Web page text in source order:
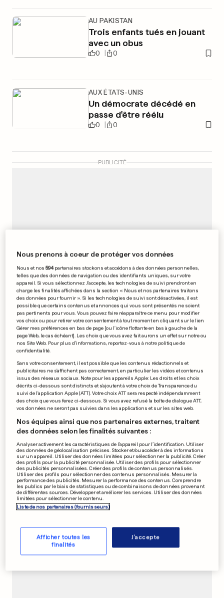
AU PAKISTAN
Trois enfants tués en jouant
avec un obus
0 0
AUX ÉTATS-UNIS
Un démocrate décédé en
passe d'être réélu
0 0
PUBLICITÉ
AU BURKINA FASO
Un proche de l'ex-président
Compaoré arrêté
0 0
SUR TF1
Confidences d'une auteur de
«Nos chers voisins»
0
VOTE TRUQUÉ?
Le maire porte plainte contre
«Libération»
0 0
PUBLICITÉ
Nous prenons à coeur de protéger vos données
Nous et nos594partenaires stockons et accédons à des données personnelles,
telles que des données de navigation ou des identifiants uniques, sur votre
appareil. Si vous sélectionnez J'accepte, les technologies de suivi prendront en
charge les finalités affichées dans la section « Nous et nos partenaires traitons
des données pour fournir ». Si les technologies de suivi sont désactivées, il est
possible que certains contenus et annonces qui vous sont présentés ne soient
pas pertinents pour vous. Vous pouvez faire réapparaître ce menu pour modifier
vos choix ou pour retirer votre consentement à tout moment en cliquant sur le lien
Gérer mes préférences en bas de page [ou l'icône flottante en bas à gauche de la
page Web, le cas échéant]. Les choix que vous avez fait aurons un effet sur notre ou
nos Site Web. Pour plus d’informations, reportez-vous à notre politique de
confidentialité.
Sans votre consentement, il est possible que les contenus rédactionnels et
publicitaires ne s'affichent pas correctement, en particulier les vidéos et contenus
issus des réseaux sociaux. Note pour les appareils Apple: Les droits et les choix
décrits ci-dessous sont distincts et s'ajoutent à votre choix de Transparence du
suivi de l'application Apple (ATT). Votre choix ATT sera respecté indépendamment
des choix que vous ferez ci-dessous. Si vous avez refusé la boîte de dialogue ATT,
vos données ne seront pas suivies dans les applications et sur les sites web.
Nos équipes ainsi que nos partenaires externes, traitent
des données selon les finalités suivantes :
Analyser activement les caractéristiques de l’appareil pour l’identification. Utiliser
des données de géolocalisation précises. Stocker et/ou accéder à des informations
sur un appareil. Utiliser des données limitées pour sélectionner la publicité. Créer
des profils pour la publicité personnalisée. Utiliser des profils pour sélectionner
des publicités personnalisées. Créer des profils de contenus personnalisés.
Utiliser des profils pour sélectionner des contenus personnalisés. Mesurer la
performance des publicités. Mesurer la performance des contenus. Comprendre
les publics par le biais de statistiques ou de combinaisons de données provenant
de différentes sources. Développer et améliorer les services. Utiliser des données
limitées pour sélectionner le contenu.
Liste de nos partenaires (fournisseurs)
Afficher toutes les
finalités
J'accepte